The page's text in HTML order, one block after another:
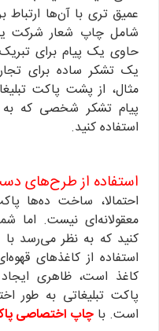
عمیق تری با آن‌ها ارتباط
شامل چاپ شعار شرکت یا
حاوی یک پیام برای
یک تشکر ساده برای
مثال، از پشت پاکت
پیام تشکر شخصی که به
استفاده کنید.
استفاده از طرح‌های
احتمالا، ساخت ده‌ها
معقولانه‌ای نیست. اما
کنید که به نظر می‌رسد
استفاده از کاغذهای
کاغذ است، ظاهری
پاکت تبلیغاتی به طور
است. با چاپ اختصاصی